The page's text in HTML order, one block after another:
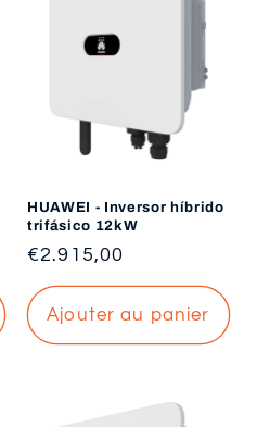
HUAWEI - Inversor híbrido
trifásico 12kW
Prix
habituel
€2.915,00
Ajouter au panier